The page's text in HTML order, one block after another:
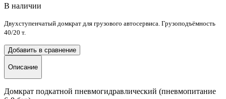
В наличии
Двухступенчатый домкрат для грузового автосервиса. Грузоподъёмность
40/20 т.
Добавить в сравнение
Описание
Домкрат подкатной пневмогидравлический (пневмопитание